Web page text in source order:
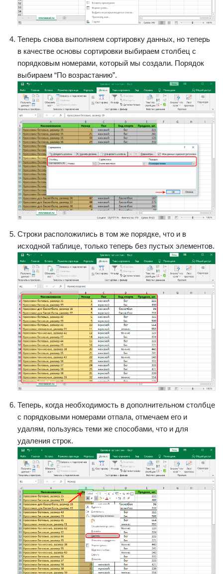
Теперь снова выполняем сортировку данных, но теперь
в качестве основы сортировки выбираем столбец с
порядковым номерами, который мы создали. Порядок
выбираем “По возрастанию”.
Строки расположились в том же порядке, что и в
исходной таблице, только теперь без пустых элементов.
Теперь, когда необходимость в дополнительном столбце
с порядковыми номерами отпала, отмечаем его и
удалям, пользуясь теми же способами, что и для
удаления строк.